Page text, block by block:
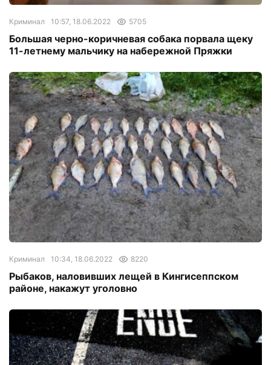
Криминал 10:57, 18.06.2022 5705
Большая черно-коричневая собака порвала щеку
11-летнему мальчику на набережной Пряжки
Криминал 10:34, 18.06.2022 8220
Рыбаков, наловивших лещей в Кингисеппском
районе, накажут уголовно